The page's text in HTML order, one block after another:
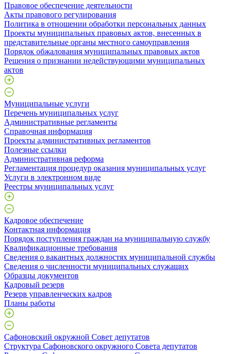
Правовое обеспечение деятельности
Акты правового регулирования
Политика в отношении обработки персональных данных
Проекты муниципальных правовых актов, внесенных в
представительные органы местного самоуправления
Порядок обжалования муниципальных правовых актов
Решения о признании недействующими муниципальных
актов
Муниципальные услуги
Перечень муниципальных услуг
Административные регламенты
Справочная информация
Проекты административных регламентов
Полезные ссылки
Административная реформа
Регламентация процедур оказания муниципальных услуг
Услуги в электронном виде
Реестры муниципальных услуг
Кадровое обеспечение
Контактная информация
Порядок поступления граждан на муниципальную службу
Квалификационные требования
Сведения о вакантных должностях муниципальной службы
Сведения о численности муниципальных служащих
Образцы документов
Кадровый резерв
Резерв управленческих кадров
Планы работы
Сафоновский окружной Совет депутатов
Структура Сафоновского окружного Совета депутатов